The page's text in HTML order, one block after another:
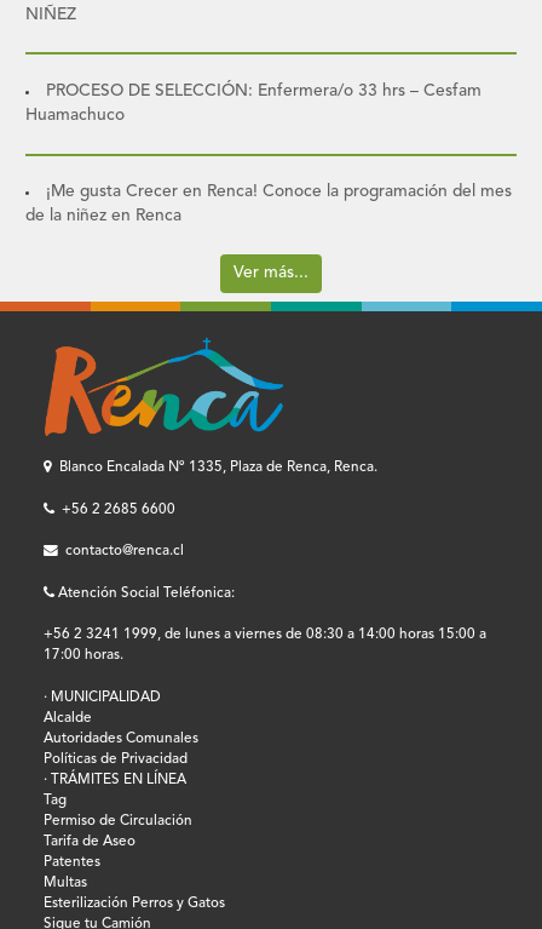
NIÑEZ
PROCESO DE SELECCIÓN: Enfermera/o 33 hrs – Cesfam
Huamachuco
¡Me gusta Crecer en Renca! Conoce la programación del mes
de la niñez en Renca
Ver más...
Blanco Encalada Nº 1335, Plaza de Renca, Renca.
+56 2 2685 6600
contacto@renca.cl
Atención Social Teléfonica:
+56 2 3241 1999, de lunes a viernes de 08:30 a 14:00 horas 15:00 a
17:00 horas.
· MUNICIPALIDAD
Alcalde
Autoridades Comunales
Políticas de Privacidad
· TRÁMITES EN LÍNEA
Tag
Permiso de Circulación
Tarifa de Aseo
Patentes
Multas
Esterilización Perros y Gatos
Sigue tu Camión